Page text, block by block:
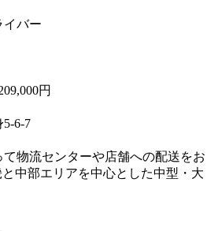
イバー
円
6-7
て物流センターや店舗への配送をお
中部エリアを中心とした中型・大